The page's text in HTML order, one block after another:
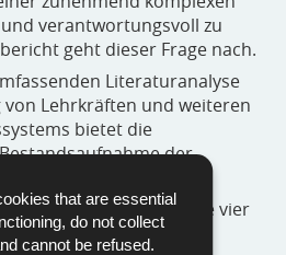
that are essential
do not collect
cannot be refused.
verantwortungsvoll zu
geht dieser Frage nach.
Literaturanalyse
von Lehrkräften und weiteren
bietet die
der
in Luxemburg.
stützt sich auf folgende vier